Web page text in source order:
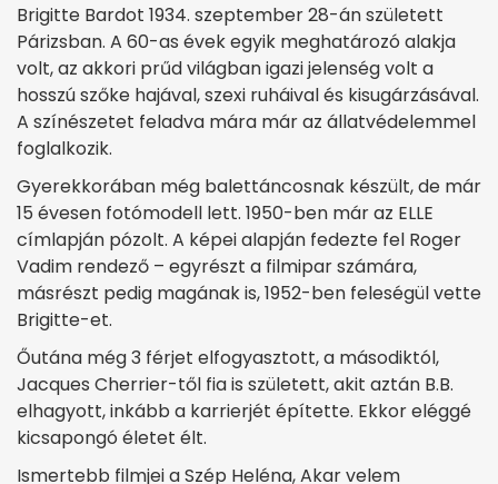
Brigitte Bardot 1934. szeptember 28-án született
Párizsban. A 60-as évek egyik meghatározó alakja
volt, az akkori prűd világban igazi jelenség volt a
hosszú szőke hajával, szexi ruháival és kisugárzásával.
A színészetet feladva mára már az állatvédelemmel
foglalkozik.
Gyerekkorában még balettáncosnak készült, de már
15 évesen fotómodell lett. 1950-ben már az ELLE
címlapján pózolt. A képei alapján fedezte fel Roger
Vadim rendező – egyrészt a filmipar számára,
másrészt pedig magának is, 1952-ben feleségül vette
Brigitte-et.
Őutána még 3 férjet elfogyasztott, a másodiktól,
Jacques Cherrier-től fia is született, akit aztán B.B.
elhagyott, inkább a karrierjét építette. Ekkor eléggé
kicsapongó életet élt.
Ismertebb filmjei a Szép Heléna, Akar velem